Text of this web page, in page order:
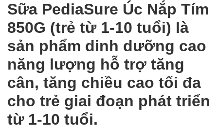
Sữa PediaSure Úc Nắp Tím
850G (trẻ từ 1-10 tuổi) là
sản phẩm dinh dưỡng cao
năng lượng hỗ trợ tăng
cân, tăng chiều cao tối đa
cho trẻ giai đoạn phát triển
từ 1-10 tuổi.